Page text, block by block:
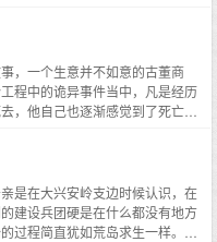
面恐怖秘密……。黄河村落晦涩
链，到底想捆住什么东西，死去
的答案，尽在黄河鬼棺之中……
，一个生意并不如意的古董商
程中的诡异事件当中，凡是经历
，他自己也逐渐感觉到了死亡的
面恐怖秘密……。黄河村落晦涩
链，到底想捆住什么东西，死去
团的答案，尽在黄河鬼棺之中……
是在大兴安岭支边时候认识，在
建设兵团硬是在什么都没有地方
过程简直犹如荒岛求生一样。那